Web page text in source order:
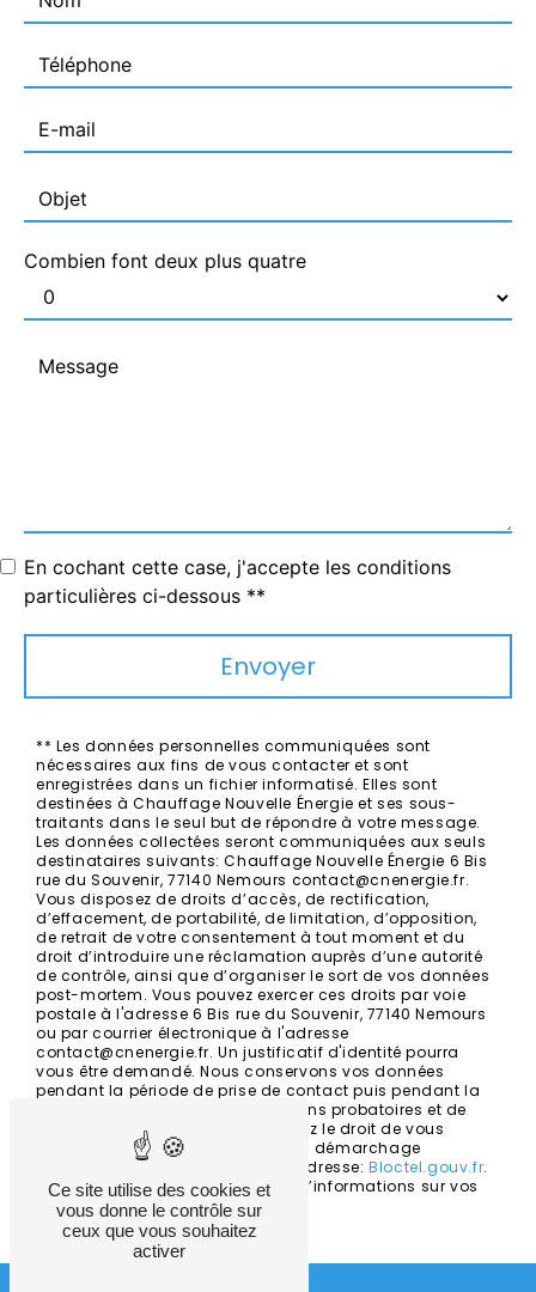
Combien font deux plus quatre
En cochant cette case, j'accepte les conditions
particulières ci-dessous **
Envoyer
** Les données personnelles communiquées sont
nécessaires aux fins de vous contacter et sont
enregistrées dans un fichier informatisé. Elles sont
destinées à Chauffage Nouvelle Énergie et ses sous-
traitants dans le seul but de répondre à votre message.
Les données collectées seront communiquées aux seuls
destinataires suivants: Chauffage Nouvelle Énergie 6 Bis
rue du Souvenir, 77140 Nemours contact@cnenergie.fr.
Vous disposez de droits d’accès, de rectification,
d’effacement, de portabilité, de limitation, d’opposition,
de retrait de votre consentement à tout moment et du
droit d’introduire une réclamation auprès d’une autorité
de contrôle, ainsi que d’organiser le sort de vos données
post-mortem. Vous pouvez exercer ces droits par voie
postale à l'adresse 6 Bis rue du Souvenir, 77140 Nemours
ou par courrier électronique à l'adresse
contact@cnenergie.fr. Un justificatif d'identité pourra
vous être demandé. Nous conservons vos données
pendant la période de prise de contact puis pendant la
durée de prescription légale aux fins probatoires et de
gestion des contentieux. Vous avez le droit de vous
inscrire sur la liste d'opposition au démarchage
téléphonique, disponible à cette adresse:Bloctel.gouv.fr.
Consultez le site cnil.fr pour plus d’informations sur vos
droits.
Ce site utilise des cookies et
vous donne le contrôle sur
ceux que vous souhaitez
activer